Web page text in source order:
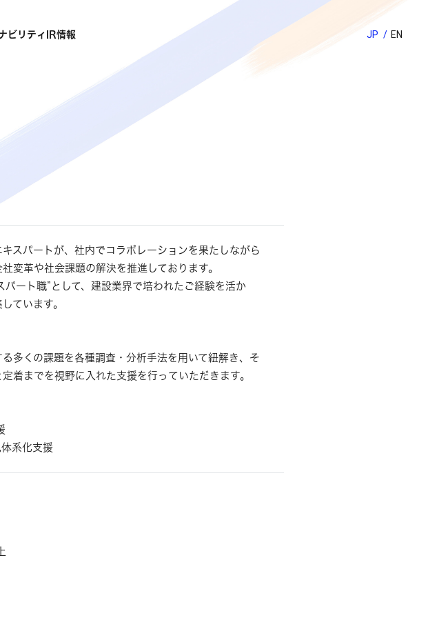
ビリティ IR情報 EN
JP
スパートが、社内でコラボレーションを果たしながら
変革や社会課題の解決を推進しております。
ート職”として、建設業界で培われたご経験を活か
ています。
多くの課題を各種調査・分析手法を用いて紐解き、そ
着までを視野に入れた支援を行っていただきます。
系化支援